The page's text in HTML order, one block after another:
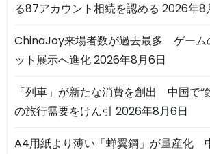
る87アカウント相続を認める 2026年8
ChinaJoy来場者数が過去最多 ゲーム
ット展示へ進化2026年8月6日
「列車」が新たな消費を創出 中国で“
の旅行需要をけん引 2026年8月6日
A4用紙より薄い「蝉翼鋼」が量産化